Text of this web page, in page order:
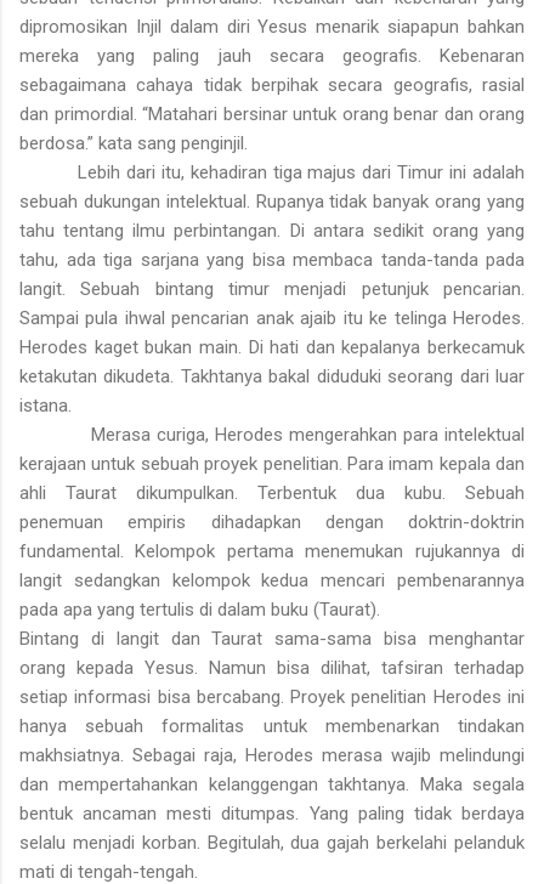
dipromosikan Injil dalam diri Yesus menarik siapapun bahkan
mereka yang paling jauh secara geografis. Kebenaran
sebagaimana cahaya tidak berpihak secara geografis, rasial
dan primordial. “Matahari bersinar untuk orang benar dan orang
berdosa.” kata sang penginjil.
Lebih dari itu, kehadiran tiga majus dari Timur ini adalah
sebuah dukungan intelektual. Rupanya tidak banyak orang yang
tahu tentang ilmu perbintangan. Di antara sedikit orang yang
tahu, ada tiga sarjana yang bisa membaca tanda-tanda pada
langit. Sebuah bintang timur menjadi petunjuk pencarian.
Sampai pula ihwal pencarian anak ajaib itu ke telinga Herodes.
Herodes kaget bukan main. Di hati dan kepalanya berkecamuk
ketakutan dikudeta. Takhtanya bakal diduduki seorang dari luar
istana.
Merasa curiga, Herodes mengerahkan para intelektual
kerajaan untuk sebuah proyek penelitian. Para imam kepala dan
ahli Taurat dikumpulkan. Terbentuk dua kubu. Sebuah
penemuan empiris dihadapkan dengan doktrin-doktrin
fundamental. Kelompok pertama menemukan rujukannya di
langit sedangkan kelompok kedua mencari pembenarannya
pada apa yang tertulis di dalam buku (Taurat).
Bintang di langit dan Taurat sama-sama bisa menghantar
orang kepada Yesus. Namun bisa dilihat, tafsiran terhadap
setiap informasi bisa bercabang. Proyek penelitian Herodes ini
hanya sebuah formalitas untuk membenarkan tindakan
makhsiatnya. Sebagai raja, Herodes merasa wajib melindungi
dan mempertahankan kelanggengan takhtanya. Maka segala
bentuk ancaman mesti ditumpas. Yang paling tidak berdaya
selalu menjadi korban. Begitulah, dua gajah berkelahi pelanduk
mati di tengah-tengah.